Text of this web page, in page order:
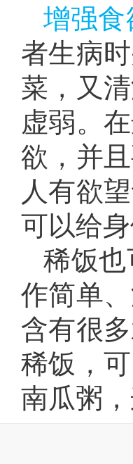
增强食
者生病
菜，又
虚弱。
欲，并
人有欲
可以给
稀饭
作简单
含有很
稀饭，
南瓜粥